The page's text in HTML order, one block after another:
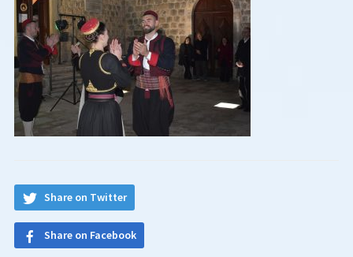
Share on Twitter
Share on Facebook